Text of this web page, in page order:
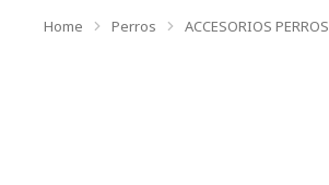
You are here:
Home Perros ACCESORIOS PERROS